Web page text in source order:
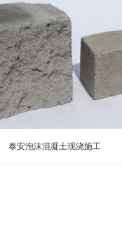
泰安泡沫混凝土现浇施工